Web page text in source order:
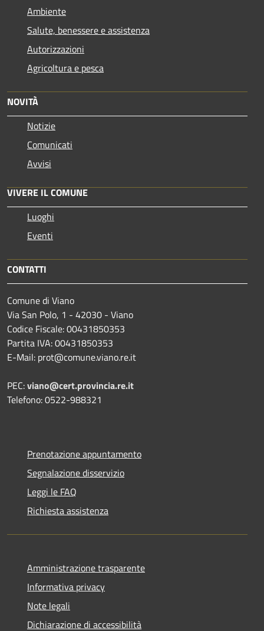
Ambiente
Salute, benessere e assistenza
Autorizzazioni
Agricoltura e pesca
NOVITÀ
Notizie
Comunicati
Avvisi
VIVERE IL COMUNE
Luoghi
Eventi
CONTATTI
Comune di Viano
Via San Polo, 1 - 42030 - Viano
Codice Fiscale: 00431850353
Partita IVA: 00431850353
E-Mail: prot@comune.viano.re.it
PEC:viano@cert.provincia.re.it
Telefono: 0522-988321
Prenotazione appuntamento
Segnalazione disservizio
Leggi le FAQ
Richiesta assistenza
Amministrazione trasparente
Informativa privacy
Note legali
Dichiarazione di accessibilità